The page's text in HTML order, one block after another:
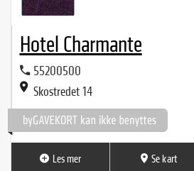
Hotel Charmante
55200500
Skostredet 14
Les mer Se kart